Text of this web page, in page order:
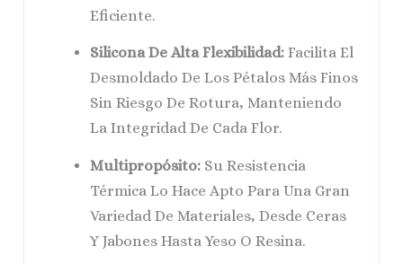
Eficiente.
Silicona De Alta Flexibilidad: Facilita El
Desmoldado De Los Pétalos Más Finos
Sin Riesgo De Rotura, Manteniendo
La Integridad De Cada Flor.
Multipropósito: Su Resistencia
Térmica Lo Hace Apto Para Una Gran
Variedad De Materiales, Desde Ceras
Y Jabones Hasta Yeso O Resina.